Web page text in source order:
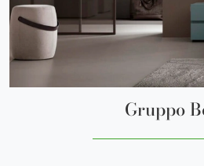
Gruppo